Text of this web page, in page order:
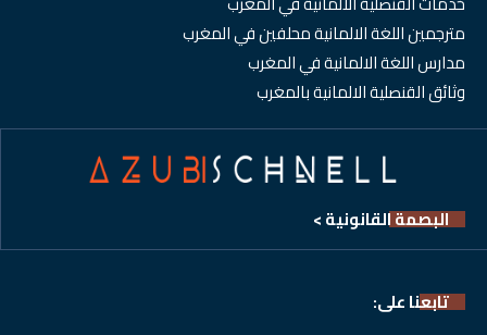
مترجمين اللغة الالمانية محلفين في المغرب
مدارس اللغة الالمانية في المغرب
وثائق القنصلية الالمانية بالمغرب
البصمة القانونية >
تابعنا على: